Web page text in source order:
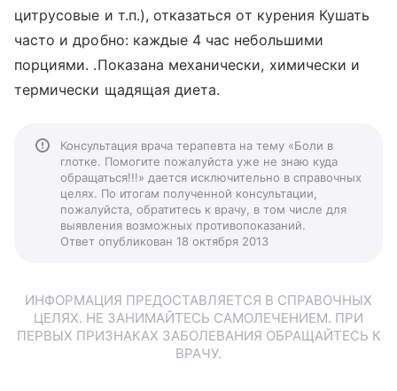
цитрусовые и т.п.), отказаться от курения Кушать
часто и дробно: каждые 4 час небольшими
порциями. .Показана механически, химически и
термически щадящая диета.
Консультация врача терапевта на тему «Боли в
глотке. Помогите пожалуйста уже не знаю куда
обращаться!!!» дается исключительно в справочных
целях. По итогам полученной консультации,
пожалуйста, обратитесь к врачу, в том числе для
выявления возможных противопоказаний.
Ответ опубликован 18 октября 2013
ИНФОРМАЦИЯ ПРЕДОСТАВЛЯЕТСЯ В СПРАВОЧНЫХ
ЦЕЛЯХ. НЕ ЗАНИМАЙТЕСЬ САМОЛЕЧЕНИЕМ. ПРИ
ПЕРВЫХ ПРИЗНАКАХ ЗАБОЛЕВАНИЯ ОБРАЩАЙТЕСЬ К
ВРАЧУ.